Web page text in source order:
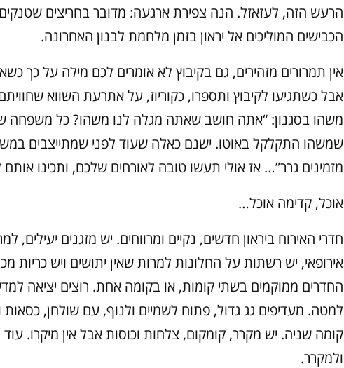
הרעש הזה, לעזאזל. הנה צפירת ארגעה: מדובר בחריצים
הכבישים המוליכים אל יראון בזמן מלחמת לבנון האחרונה.
אין תמרורים מזהירים, גם בקיבוץ לא אומרים לכם מילה על כך
אבל כשתגיעו לקיבוץ ותספרו, כקוריוז, על אתרעת השווא שחוויתם,
משהו בסגנון: “אתה חושב שאתה מגלה לנו משהו? כל משפחה
שמשהו התקלקל באוטו. ישנם כאלה שעוד לפני שמתייצבים
מזמינים גרר”… אז אולי תעשו טובה לאורחים שלכם, ותכינו
אוכל, קדימה אוכל…
חדרי האירוח ביראון חדשים, נקיים ומרווחים. יש מזגנים יעילים,
אירופאי, יש רשתות על החלונות למרות שאין יתושים ויש כריות
החדרים ממוקמים בשתי קומות, או בקומה אחת. רוצים יציאה
למטה. מעדיפים גג גדול, פתוח לשמיים ולנוף, עם שולחן, כסאות
קומה שניה. יש מקרר, קומקום, צלחות וכוסות אבל אין מיקרו. עוד
ולמקרר.